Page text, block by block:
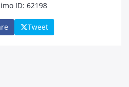
ID: 62198
Tweet